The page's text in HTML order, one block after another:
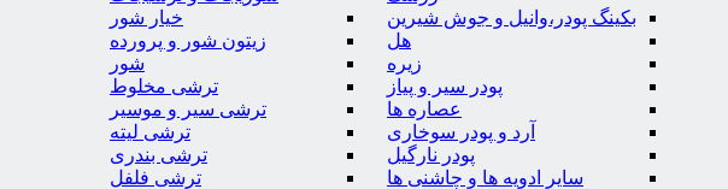
بکینگ پودر،وانیل و جوش شیرین
هل
زیره
پودر سیر و پیاز
عصاره ها
آرد و پودر سوخاری
پودر نارگیل
سایر ادویه ها و چاشنی ها
خیار شور
زیتون شور و پرورده
شور
ترشی مخلوط
ترشی سیر و موسیر
ترشی لیته
ترشی بندری
ترشی فلفل